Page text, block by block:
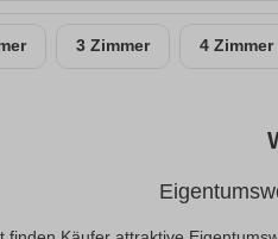
3 Zimmer 4 Zimmer